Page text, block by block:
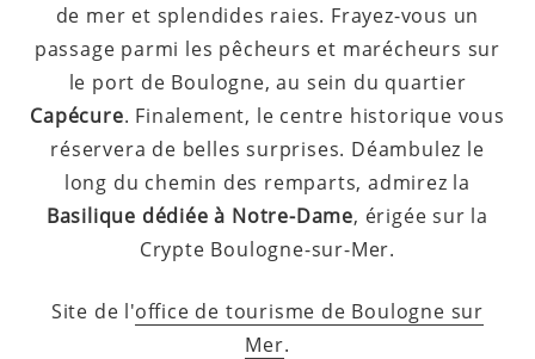
de mer et splendides raies. Frayez-vous un
passage parmi les pêcheurs et marécheurs sur
le port de Boulogne, au sein du quartier
Capécure. Finalement, le centre historique vous
réservera de belles surprises. Déambulez le
long du chemin des remparts, admirez la
Basilique dédiée à Notre-Dame, érigée sur la
Crypte Boulogne-sur-Mer.
Site de l'office de tourisme de Boulogne sur
Mer.